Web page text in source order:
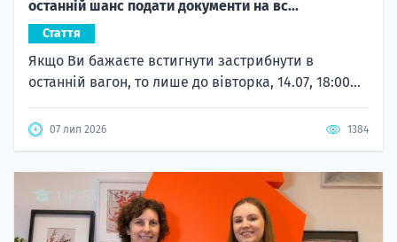
останній шанс подати документи на вс...
Стаття
Якщо Ви бажаєте встигнути застрибнути в
останній вагон, то лише до вівторка, 14.07, 18:00...
07 лип 2026 1384